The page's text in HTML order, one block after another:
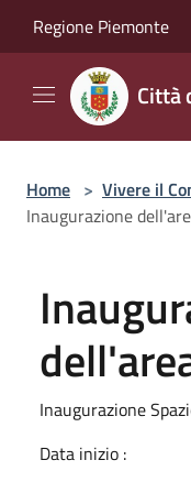
Regione Piemonte
Città
Home > Vivere il
Inaugurazione
Inaugurazione
Data inizio :